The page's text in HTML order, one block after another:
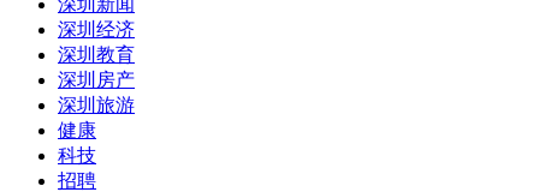
深圳新闻
深圳经济
深圳教育
深圳房产
深圳旅游
健康
科技
招聘